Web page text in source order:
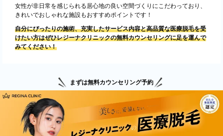
女性が非日常を感じられる居心地の良い空間づくりにこだわっており、
きれいでおしゃれな施設もおすすめポイントです！
自分にぴったりの施術、充実したサービス内容と高品質な医療脱毛を受
けたい方はぜひレジーナクリニックの無料カウンセリングに足を運んで
みてください！
まずは無料カウンセリング予約